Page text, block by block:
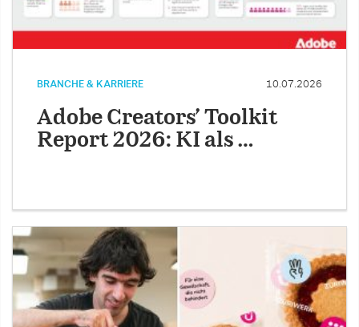
BRANCHE & KARRIERE 10.07.2026
Adobe Creators’ Toolkit
Report 2026: KI als …